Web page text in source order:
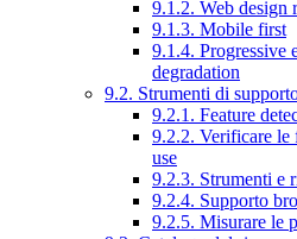
9.1.2. Web design
9.1.3. Mobile first
9.1.4. Progressive
degradation
9.2. Strumenti di
9.2.1. Feature
9.2.2. Verificare le
use
9.2.3. Strumenti e
9.2.4. Supporto
9.2.5. Misurare le